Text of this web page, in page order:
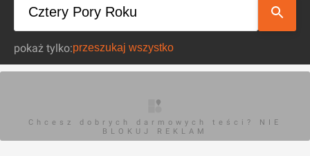
pokaż tylko:
Chcesz dobrych darmowych teści? NIE
BLOKUJ REKLAM